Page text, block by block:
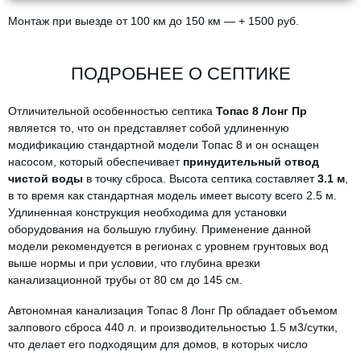
Монтаж при выезде от 100 км до 150 км — + 1500 руб.
ПОДРОБНЕЕ О СЕПТИКЕ
Отличительной особенностью септика Топас 8 Лонг Пр
является то, что он представляет собой удлиненную
модификацию стандартной модели Топас 8 и он оснащен
насосом, который обеспечивает принудительный отвод
чистой воды в точку сброса. Высота септика составляет3.1 м
в то время как стандартная модель имеет высоту всего 2.5 м.
Удлиненная конструкция необходима для установки
оборудования на большую глубину. Применение данной
модели рекомендуется в регионах с уровнем грунтовых вод
выше нормы и при условии, что глубина врезки
канализационной трубы от 80 см до 145 см.
Автономная канализация Топас 8 Лонг Пр обладает объемом
залпового сброса 440 л. и производительностью 1.5 м3/сутки,
что делает его подходящим для домов, в которых число